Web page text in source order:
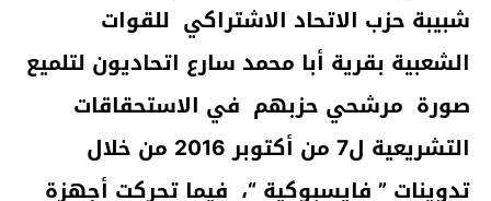
شبيبة حزب الاتحاد الاشتراكي للقوات
الشعبية بقرية أبا محمد سارع اتحاديون لتلميع
صورة مرشحي حزبهم في الاستحقاقات
التشريعية ل7 من أكتوبر 2016 من خلال
تدوينات ” فايسبوكية “، فيما تحركت أجهزة